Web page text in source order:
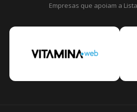
Empresas que apoiam a